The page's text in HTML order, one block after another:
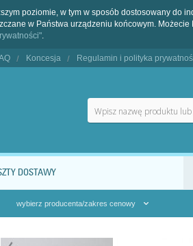
poziomie, w tym w sposób dostosowany do
w Państwa urządzeniu końcowym. Możecie
.
Koncesja Regulamin i polityka
DOSTAWY
wybierz producenta/zakres cenowy